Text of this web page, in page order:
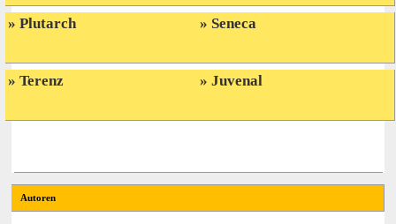
Plutarch
Terenz
Seneca
Juvenal
Autoren